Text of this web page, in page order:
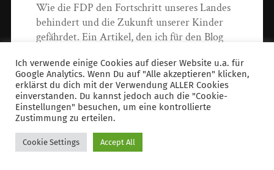
Wie die FDP den Fortschritt unseres Landes
behindert und die Zukunft unserer Kinder
gefährdet. Ein Artikel, den ich für den Blog
22. August 2022
© 2026christophmause.com.@christophmause@mastodon.social
Ich verwende einige Cookies auf dieser Website u.a. für
Google Analytics. Wenn Du auf "Alle akzeptieren" klicken,
erklärst du dich mit der Verwendung ALLER Cookies
einverstanden. Du kannst jedoch auch die "Cookie-
Einstellungen" besuchen, um eine kontrollierte
Zustimmung zu erteilen.
Cookie Settings Accept All